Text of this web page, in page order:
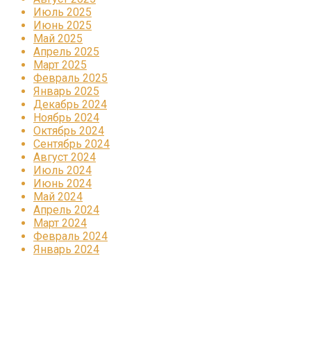
Июль 2025
Июнь 2025
Май 2025
Апрель 2025
Март 2025
Февраль 2025
Январь 2025
Декабрь 2024
Ноябрь 2024
Октябрь 2024
Сентябрь 2024
Август 2024
Июль 2024
Июнь 2024
Май 2024
Апрель 2024
Март 2024
Февраль 2024
Январь 2024